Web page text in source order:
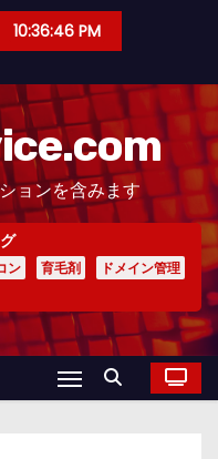
10:36:47 PM
ョンを含みます
ン 育毛剤
ドメイン管理